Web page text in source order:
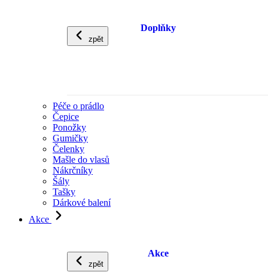
zpět
Doplňky
Péče o prádlo
Čepice
Ponožky
Gumičky
Čelenky
Mašle do vlasů
Nákrčníky
Šály
Tašky
Dárkové balení
Akce
zpět
Akce